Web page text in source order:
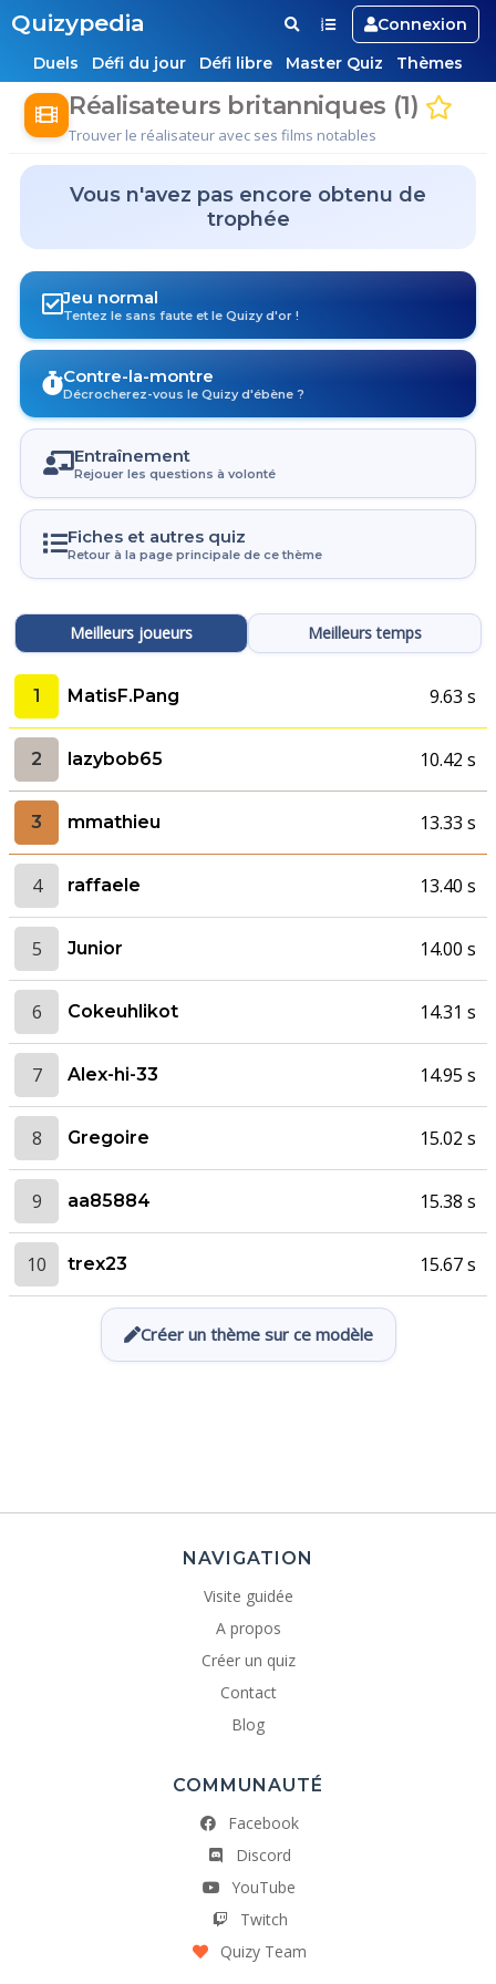
Quizypedia
Connexion
Duels
Défi du jour Défi libre Master Quiz Thèmes
Réalisateurs britanniques (1)
Trouver le réalisateur avec ses films notables
Vous n'avez pas encore obtenu de
trophée
Jeu normal
Tentez le sans faute et le Quizy d'or !
Contre-la-montre
Décrocherez-vous le Quizy d'ébène ?
Entraînement
Rejouer les questions à volonté
Fiches et autres quiz
Retour à la page principale de ce thème
Meilleurs joueurs Meilleurs temps
1 MatisF.Pang 9.63 s
2 lazybob65 10.42 s
3 mmathieu 13.33 s
4 raffaele 13.40 s
5 Junior 14.00 s
6 Cokeuhlikot 14.31 s
7 Alex-hi-33 14.95 s
8 Gregoire 15.02 s
9 aa85884 15.38 s
10 trex23 15.67 s
Créer un thème sur ce modèle
NAVIGATION
Visite guidée
A propos
Créer un quiz
Contact
Blog
COMMUNAUTÉ
Facebook
Discord
YouTube
Twitch
Quizy Team